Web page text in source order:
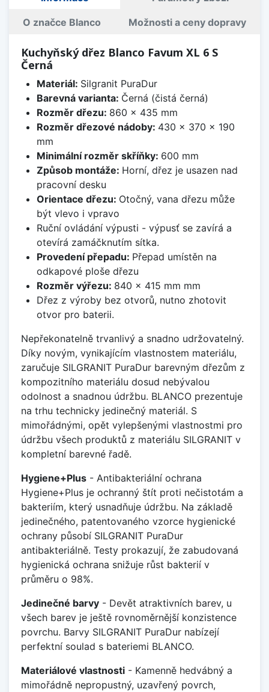
O značce Blanco Možnosti a ceny dopravy
Kuchyňský dřez Blanco Favum XL 6 S
Černá
Materiál: Silgranit PuraDur
Barevná varianta: Černá (čistá černá)
Rozměr dřezu: 860 x 435 mm
Rozměr dřezové nádoby: 430 x 370 x 190
mm
Minimální rozměr skříňky: 600 mm
Způsob montáže: Horní, dřez je usazen nad
pracovní desku
Orientace dřezu: Otočný, vana dřezu může
být vlevo i vpravo
Ruční ovládání výpusti - výpusť se zavírá a
otevírá zamáčknutím sítka.
Provedení přepadu: Přepad umístěn na
odkapové ploše dřezu
Rozměr výřezu: 840 x 415 mm mm
Dřez z výroby bez otvorů, nutno zhotovit
otvor pro baterii.
Nepřekonatelně trvanlivý a snadno udržovatelný.
Díky novým, vynikajícím vlastnostem materiálu,
zaručuje SILGRANIT PuraDur barevným dřezům z
kompozitního materiálu dosud nebývalou
odolnost a snadnou údržbu. BLANCO prezentuje
na trhu technicky jedinečný materiál. S
mimořádnými, opět vylepšenými vlastnostmi pro
údržbu všech produktů z materiálu SILGRANIT v
kompletní barevné řadě.
Hygiene+Plus - Antibakteriální ochrana
Hygiene+Plus je ochranný štít proti nečistotám a
bakteriím, který usnadňuje údržbu. Na základě
jedinečného, patentovaného vzorce hygienické
ochrany působí SILGRANIT PuraDur
antibakteriálně. Testy prokazují, že zabudovaná
hygienická ochrana snižuje růst bakterií v
průměru o 98%.
Jedinečné barvy - Devět atraktivních barev, u
všech barev je ještě rovnoměrnější konzistence
povrchu. Barvy SILGRANIT PuraDur nabízejí
perfektní soulad s bateriemi BLANCO.
Materiálové vlastnosti - Kamenně hedvábný a
mimořádně nepropustný, uzavřený povrch,